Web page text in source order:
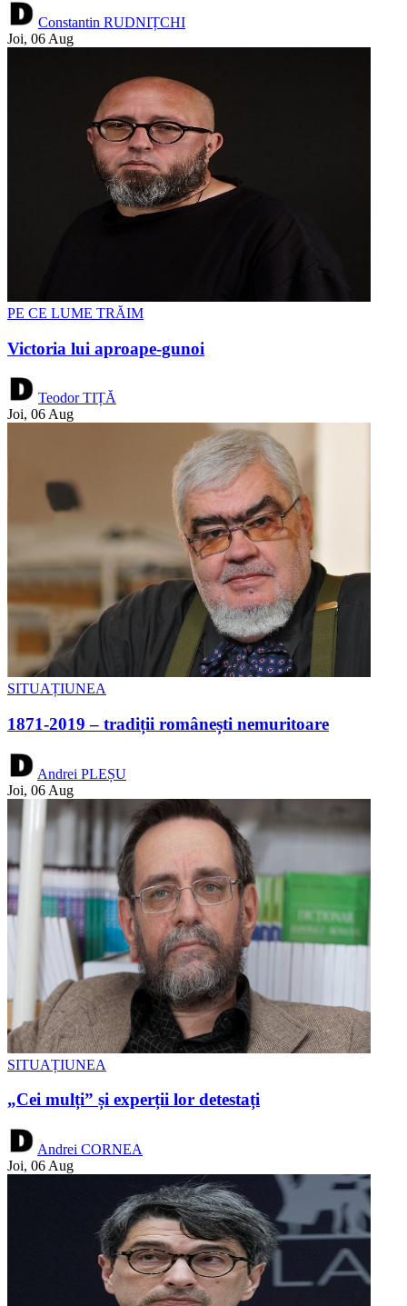
Constantin RUDNIȚCHI
Joi, 06 Aug
PE CE LUME TRĂIM
Victoria lui aproape-gunoi
Teodor TIȚĂ
Joi, 06 Aug
SITUAȚIUNEA
1871-2019 – tradiții românești nemuritoare
Andrei PLEȘU
Joi, 06 Aug
SITUAȚIUNEA
„Cei mulți” și experții lor detestați
Andrei CORNEA
Joi, 06 Aug